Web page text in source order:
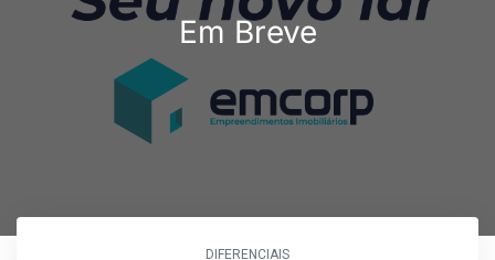
Em Breve
DIFERENCIAIS